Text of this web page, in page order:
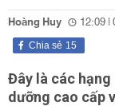
Hoàng Huy 12:09 |
15
Chia sẻ
Đây là các
dưỡng cao cấp